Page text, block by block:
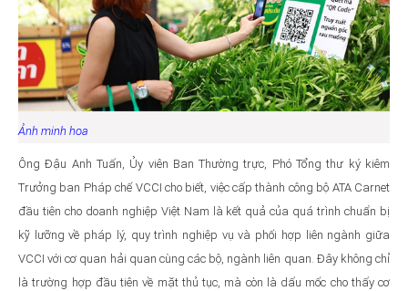
Ảnh minh hoa
Ông Đậu Anh Tuấn, Ủy viên Ban Thường trực, Phó Tổng thư ký kiêm
Trưởng ban Pháp chế VCCI cho biết, việc cấp thành công bộ ATA Carnet
đầu tiên cho doanh nghiệp Việt Nam là kết quả của quá trình chuẩn bị
kỹ lưỡng về pháp lý, quy trình nghiệp vụ và phối hợp liên ngành giữa
VCCI với cơ quan hải quan cùng các bộ, ngành liên quan. Đây không chỉ
là trường hợp đầu tiên về mặt thủ tục, mà còn là dấu mốc cho thấy cơ